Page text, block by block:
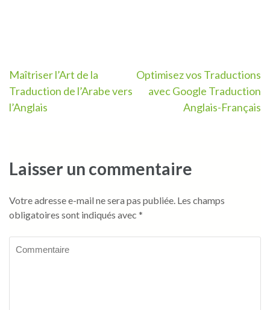
Navigation
de
Maîtriser l’Art de la
Traduction de l’Arabe vers
l’Anglais
Optimisez vos Traductions
avec Google Traduction
Anglais-Français
Laisser un commentaire
Votre adresse e-mail ne sera pas publiée. Les champs
obligatoires sont indiqués avec *